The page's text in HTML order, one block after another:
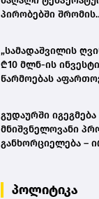
პირობებში შრომის
მასშტაბით
„სამადაშვილის
₾10 მლნ-ის
წარმოებას
გუდაურში იგეგმება
მნიშვნელოვანი
განხორციელება –
პოლიტიკა